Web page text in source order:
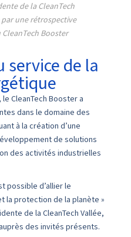
de la CleanTech
une rétrospective
Booster
service de la
CleanTech Booster a
dans le domaine des
à la création d’une
de solutions
des activités industrielles
possible d’allier le
la protection de la planète »
de la CleanTech Vallée,
des invités présents.